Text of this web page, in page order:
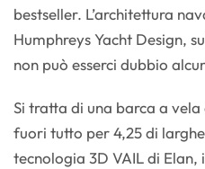
bestseller. L’architettura
Humphreys Yacht Design,
non può esserci dubbio
Si tratta di una barca a vela
fuori tutto per 4,25 di
tecnologia 3D VAIL di